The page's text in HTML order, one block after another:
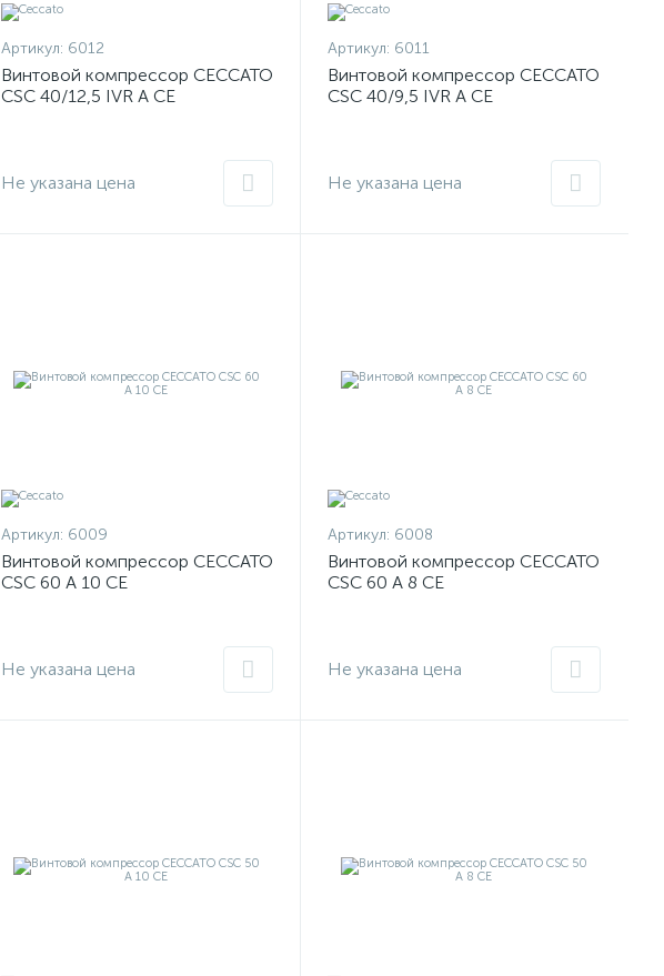
Артикул: 6012
Винтовой компрессор CECCATO
CSC 40/12,5 IVR A CE
Не указана цена
Артикул: 6011
Винтовой компрессор CECCATO
CSC 40/9,5 IVR A CE
Не указана цена
Артикул: 6009
Винтовой компрессор CECCATO
CSC 60 A 10 CE
Не указана цена
Артикул: 6008
Винтовой компрессор CECCATO
CSC 60 A 8 CE
Не указана цена